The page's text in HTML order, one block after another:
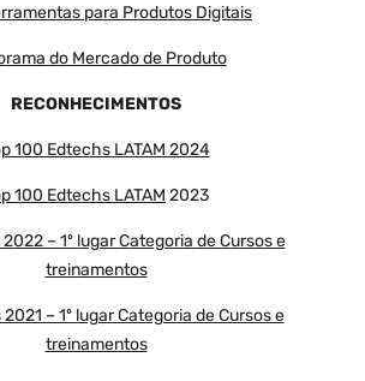
para Produtos Digitais
do Mercado de Produto
RECONHECIMENTOS
100 Edtechs LATAM 2024
100 Edtechs LATAM 2023
– 1º lugar Categoria de Cursos e
treinamentos
– 1º lugar Categoria de Cursos e
treinamentos